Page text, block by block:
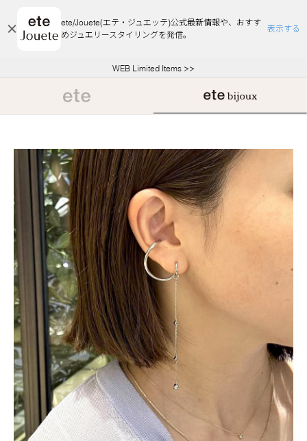
ete/Jouete(エテ・ジュエッテ)公式最新情報や、おすす
めジュエリースタイリングを発信。
表示する
エコラッピング及びエコポイント付与のご案内
ご注文いただいたお品物のお届け状況について
夏季休業についてのご案内
WEB Limited Items >>
採用のご案内
悪質な偽サイトにご注意ください
エコラッピング及びエコポイント付与のご案内
ご注文いただいたお品物のお届け状況について